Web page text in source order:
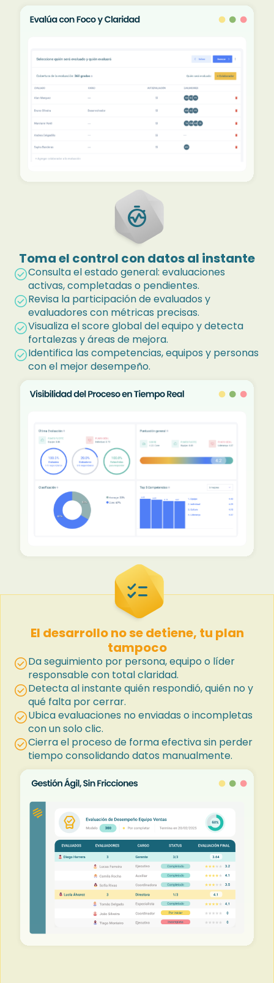
Toma el control con datos al instante
avg_time
check_circleConsulta el estado general: evaluaciones
activas, completadas o pendientes.
check_circleRevisa la participación de evaluados y
evaluadores con métricas precisas.
check_circleVisualiza el score global del equipo y detecta
fortalezas y áreas de mejora.
check_circleIdentifica las competencias, equipos y personas
con el mejor desempeño.
El desarrollo no se detiene, tu plan
tampoco
checklist
check_circleDa seguimiento por persona, equipo o líder
responsable con total claridad.
check_circleDetecta al instante quién respondió, quién no y
qué falta por cerrar.
check_circleUbica evaluaciones no enviadas o incompletas
con un solo clic.
check_circleCierra el proceso de forma efectiva sin perder
tiempo consolidando datos manualmente.